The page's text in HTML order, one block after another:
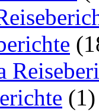
(1)